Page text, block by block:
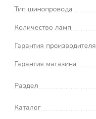
Тип шинопровода
Количество ламп
Гарантия производителя
Гарантия магазина
Раздел
Каталог